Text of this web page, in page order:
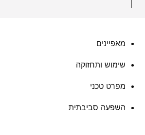
מאפיינים
שימוש ותחזוקה
מפרט טכני
השפעה סביבתית